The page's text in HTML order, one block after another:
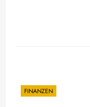
FINANZEN